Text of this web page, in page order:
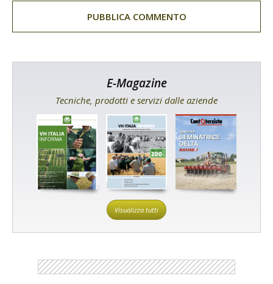
E-Magazine
Tecniche, prodotti e servizi dalle aziende
Visualizza tutti